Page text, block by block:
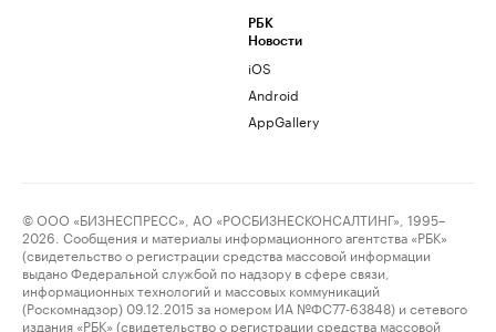
РБК
Новости
iOS
Android
AppGallery
© ООО «БИЗНЕСПРЕСС», АО «РОСБИЗНЕСКОНСАЛТИНГ», 1995–
2026. Сообщения и материалы информационного агентства «РБК»
(свидетельство о регистрации средства массовой информации
выдано Федеральной службой по надзору в сфере связи,
информационных технологий и массовых коммуникаций
(Роскомнадзор) 09.12.2015 за номером ИА №ФС77-63848) и сетевого
издания «РБК» (свидетельство о регистрации средства массовой